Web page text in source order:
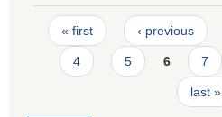
Pages
« first ‹ previous
4 5 6 7
last »